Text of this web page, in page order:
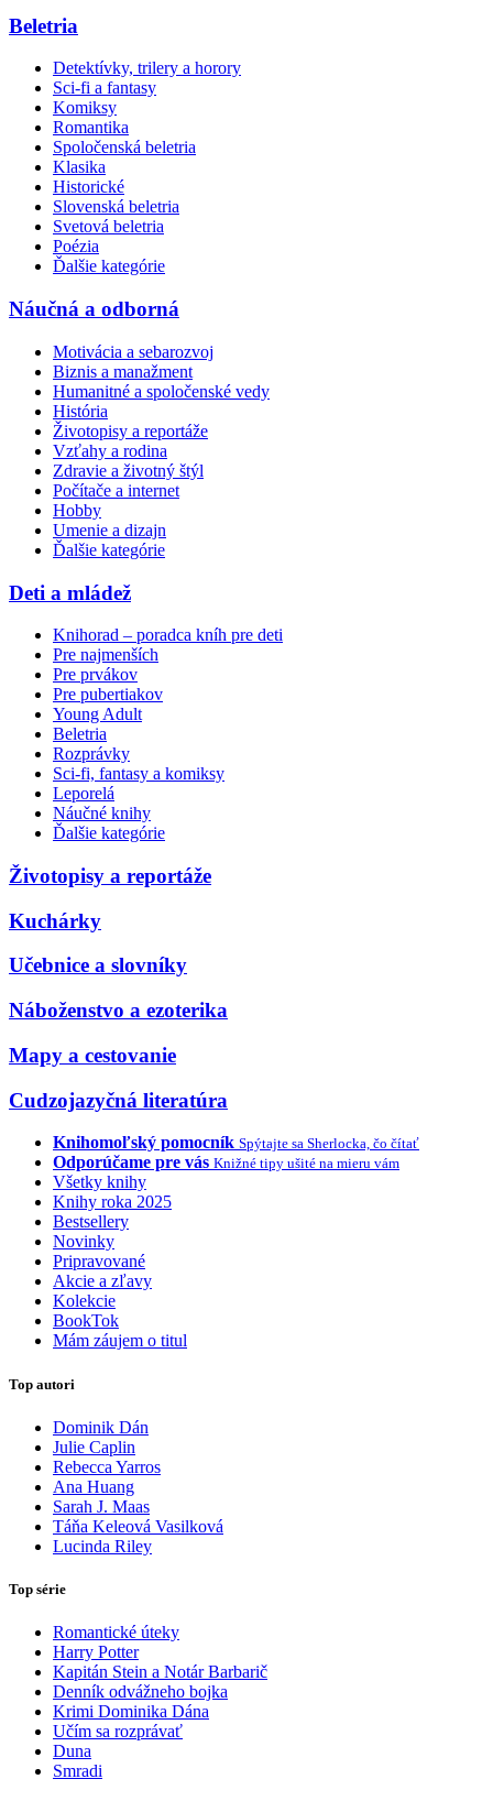
Beletria
Detektívky, trilery a horory
Sci-fi a fantasy
Komiksy
Romantika
Spoločenská beletria
Klasika
Historické
Slovenská beletria
Svetová beletria
Poézia
Ďalšie kategórie
Náučná a odborná
Motivácia a sebarozvoj
Biznis a manažment
Humanitné a spoločenské vedy
História
Životopisy a reportáže
Vzťahy a rodina
Zdravie a životný štýl
Počítače a internet
Hobby
Umenie a dizajn
Ďalšie kategórie
Deti a mládež
Knihorad – poradca kníh pre deti
Pre najmenších
Pre prvákov
Pre pubertiakov
Young Adult
Beletria
Rozprávky
Sci-fi, fantasy a komiksy
Leporelá
Náučné knihy
Ďalšie kategórie
Životopisy a reportáže
Kuchárky
Učebnice a slovníky
Náboženstvo a ezoterika
Mapy a cestovanie
Cudzojazyčná literatúra
Knihomoľský pomocník Spýtajte sa Sherlocka, čo čítať
Odporúčame pre vás Knižné tipy ušité na mieru vám
Všetky knihy
Knihy roka 2025
Bestsellery
Novinky
Pripravované
Akcie a zľavy
Kolekcie
BookTok
Mám záujem o titul
Top autori
Dominik Dán
Julie Caplin
Rebecca Yarros
Ana Huang
Sarah J. Maas
Táňa Keleová Vasilková
Lucinda Riley
Top série
Romantické úteky
Harry Potter
Kapitán Stein a Notár Barbarič
Denník odvážneho bojka
Krimi Dominika Dána
Učím sa rozprávať
Duna
Smradi